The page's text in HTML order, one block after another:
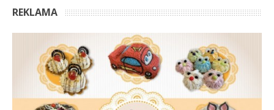
REKLAMA